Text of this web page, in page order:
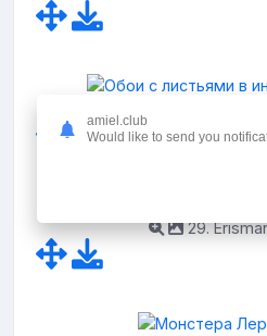
29.
amiel.club
Would like to send you